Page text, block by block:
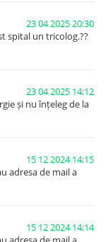
23 04 2025 20:30
spital un tricolog.??
23 04 2025 14:12
și nu înțeleg de la
15 12 2024 14:15
adresa de mail a
15 12 2024 14:14